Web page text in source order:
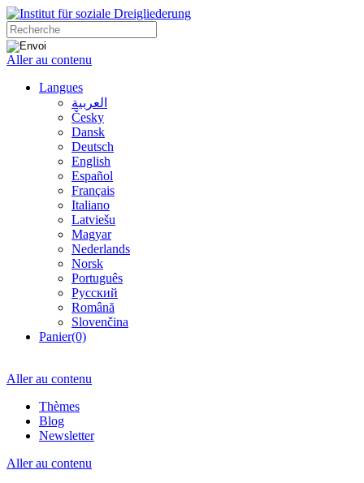
Aller au contenu
Langues
العربية
Česky
Dansk
Deutsch
English
Español
Français
Italiano
Latviešu
Magyar
Nederlands
Norsk
Português
Русский
Română
Slovenčina
Panier(0)
Aller au contenu
Thèmes
Blog
Newsletter
Aller au contenu